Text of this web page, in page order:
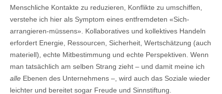
Menschliche Kontakte zu reduzieren, Konflikte zu umschiffen,
verstehe ich hier als Symptom eines entfremdeten «Sich-
arrangieren-müssens». Kollaboratives und kollektives Handeln
erfordert Energie, Ressourcen, Sicherheit, Wertschätzung (auch
materiell), echte Mitbestimmung und echte Perspektiven. Wenn
man tatsächlich am selben Strang zieht – und damit meine ich
alle Ebenen des Unternehmens –, wird auch das Soziale wieder
leichter und bereitet sogar Freude und Sinnstiftung.